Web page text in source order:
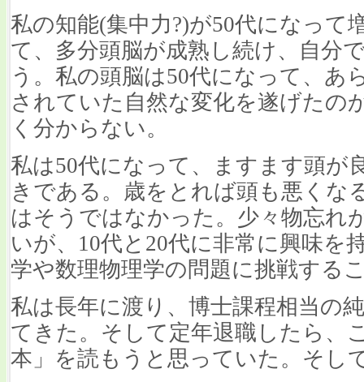
私の知能(集中力?)が50代になって
て、多分頭脳が成熟し続け、自分
う。私の頭脳は50代になって、あ
されていた自然な変化を遂げたの
く分からない。
私は50代になって、ますます頭が
きである。歳をとれば頭も悪くな
はそうではなかった。少々物忘れ
いが、10代と20代に非常に興味を
学や数理物理学の問題に挑戦する
私は長年に渡り、博士課程相当の
てきた。そして定年退職したら、
本」を読もうと思っていた。そし